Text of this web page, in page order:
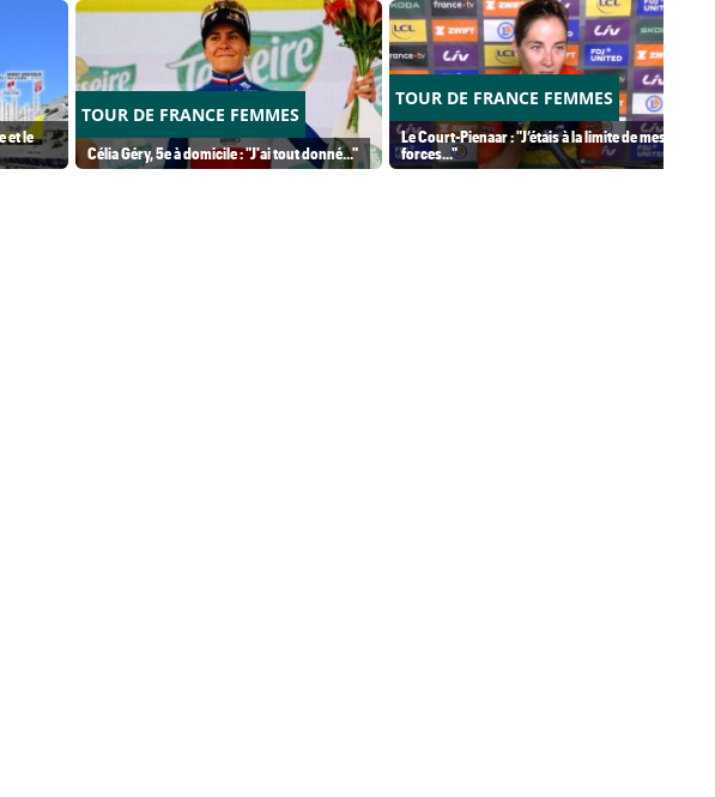
et le
TOUR DE FRANCE FEMMES
Célia Géry, 5e à domicile : "J'ai tout donné..."
TOUR DE FRANCE FEMMES
Le Court-Pienaar : "J’étais à la limite de mes
forces..."